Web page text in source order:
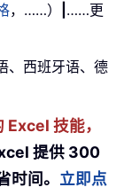
，……）
……更
、西班牙语、德
技能，
提供 300
间。 立即点